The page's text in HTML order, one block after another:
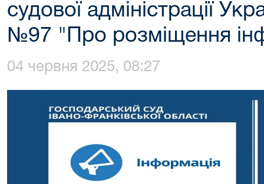
судової адміністрації
№97 "Про розміщення
04 червня 2025, 08:27